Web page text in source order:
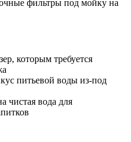
фильтры под мойку на
которым требуется
питьевой воды из-под
чистая вода для